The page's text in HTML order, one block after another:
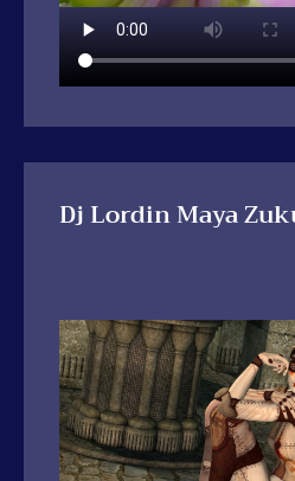
Dj Lordin Maya